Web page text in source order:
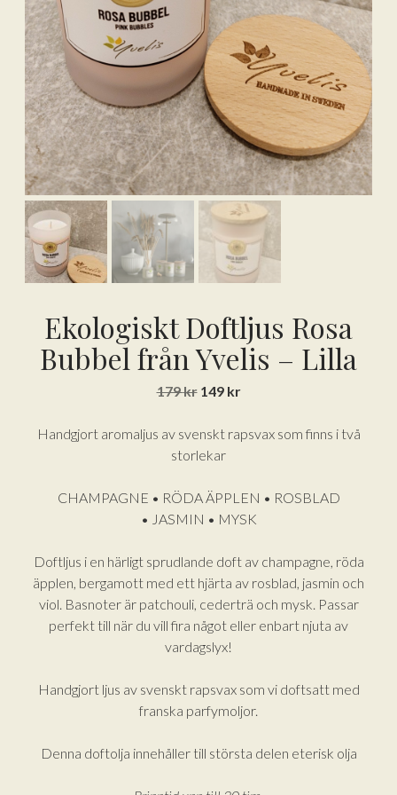
Ekologiskt Doftljus Rosa
Bubbel från Yvelis – Lilla
179kr Det
priset
var:
149 krDet
priset
Handgjort aromaljus av svenskt rapsvax som finns i två
storlekar
CHAMPAGNE • RÖDA ÄPPLEN • ROSBLAD
• JASMIN • MYSK
Doftljus i en härligt sprudlande doft av champagne, röda
äpplen, bergamott med ett hjärta av rosblad, jasmin och
viol. Basnoter är patchouli, cederträ och mysk. Passar
perfekt till när du vill fira något eller enbart njuta av
vardagslyx!
Handgjort ljus av svenskt rapsvax som vi doftsatt med
franska parfymoljor.
Denna doftolja innehåller till största delen eterisk olja